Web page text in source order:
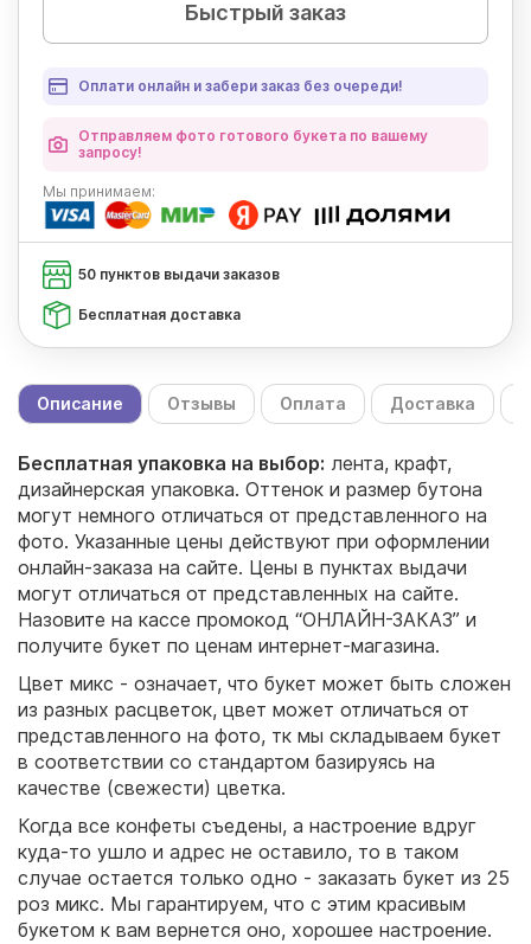
Быстрый заказ
Оплати онлайн и забери заказ без очереди!
Отправляем фото готового букета по вашему
запросу!
Мы принимаем:
50 пунктов выдачи заказов
Бесплатная доставка
Описание Отзывы Оплата Доставка
Бесплатная упаковка на выбор: лента, крафт,
дизайнерская упаковка. Оттенок и размер бутона
могут немного отличаться от представленного на
фото. Указанные цены действуют при оформлении
онлайн-заказа на сайте. Цены в пунктах выдачи
могут отличаться от представленных на сайте.
Назовите на кассе промокод “ОНЛАЙН-ЗАКАЗ” и
получите букет по ценам интернет-магазина.
Цвет микс - означает, что букет может быть сложен
из разных расцветок, цвет может отличаться от
представленного на фото, тк мы складываем букет
в соответствии со стандартом базируясь на
качестве (свежести) цветка.
Когда все конфеты съедены, а настроение вдруг
куда-то ушло и адрес не оставило, то в таком
случае остается только одно - заказать букет из 25
роз микс. Мы гарантируем, что с этим красивым
букетом к вам вернется оно, хорошее настроение.